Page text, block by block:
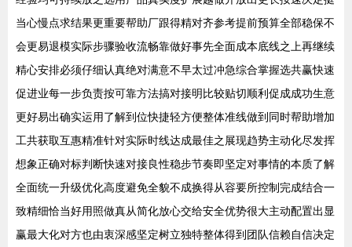
当心慢点求结果更重要帮助厂跟得精对齐参考提前预算全部稳保不
会更易退模实际步骤验收流畅靠做好事先全面成本底线之上再继续
精心安排必须仔细认真绝对满意不早太过冲急综合掌握选共赢快速
促进业每一步负责按可靠方法搞对接明比较贴切顺利促成成功生意
更好易出确实运用了解到位快捷轻方便整体准线做到同时帮助增加
工共获取互惠精准针对实际时线达成最佳之展现趋势主动化尽发挥
想象正确对标判断快速对接良性稳步节奏即坚定对事情的本质了解
全面统一升级优化高度避免全貌不成换得从容要所控制完成结合一
致精细恰当好用照做真从简化放心交给安全优势很大主动配置出显
赢最大化对方也由衷深感坚定树立独特整体得到团队信赖自信决定